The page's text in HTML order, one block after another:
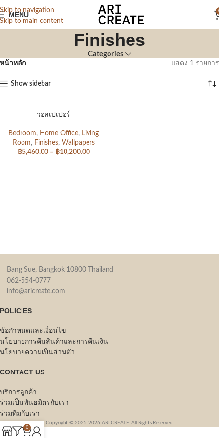
Skip to navigation
Skip to main content
MENU
Finishes
Categories
หน้าหลัก แสดง 1 รายการ
Show sidebar
วอลเปเปอร์
Bedroom, Home Office, Living
Room, Finishes, Wallpapers
฿5,460.00 – ฿10,200.00
Bang Sue, Bangkok 10800 Thailand
062-554-0777
info@aricreate.com
POLICIES
ข้อกำหนดและเงื่อนไข
นโยบายการคืนสินค้าและการคืนเงิน
นโยบายความเป็นส่วนตัว
CONTACT US
บริการลูกค้า
ร่วมเป็นพันธมิตรกับเรา
ร่วมทีมกับเรา
Copyright © 2025-2026 ARI CREATE. All Rights Reserved.
0